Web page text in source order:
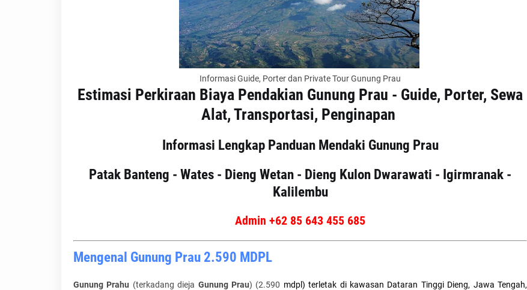
Informasi Guide, Porter dan Private Tour Gunung Prau
Estimasi Perkiraan Biaya Pendakian Gunung Prau - Guide, Porter, Sewa
Alat, Transportasi, Penginapan
Informasi Lengkap Panduan Mendaki Gunung Prau
Patak Banteng - Wates - Dieng Wetan - Dieng Kulon Dwarawati - Igirmranak -
Kalilembu
Admin +62 85 643 455 685
Mengenal Gunung Prau 2.590 MDPL
Gunung Prahu (terkadang dieja Gunung Prau) (2.590 mdpl) terletak di kawasan Dataran Tinggi Dieng, Jawa Tengah,